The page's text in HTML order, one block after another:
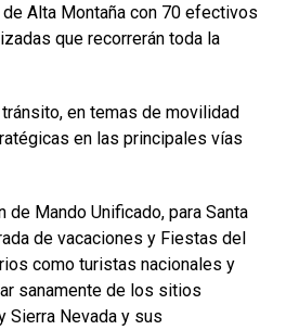
de Alta Montaña con 70 efectivos
que recorrerán toda la
en temas de movilidad
en las principales vías
Mando Unificado, para Santa
de vacaciones y Fiestas del
como turistas nacionales y
sanamente de los sitios
Sierra Nevada y sus